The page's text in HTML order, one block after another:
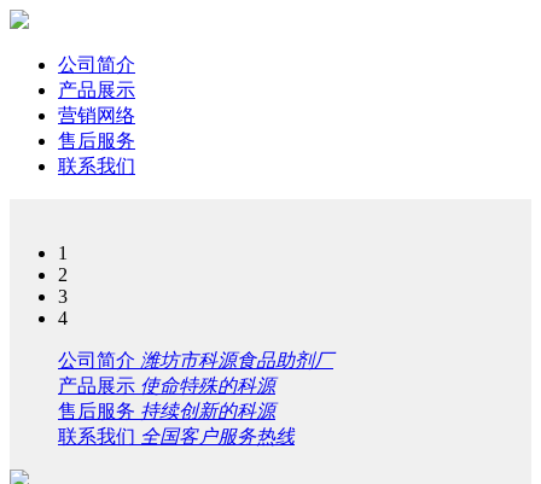
公司简介
产品展示
营销网络
售后服务
联系我们
1
2
3
4
公司简介 潍坊市科源食品助剂厂
产品展示 使命特殊的科源
售后服务 持续创新的科源
联系我们 全国客户服务热线